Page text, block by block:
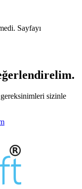
Sayfayı
sizinle